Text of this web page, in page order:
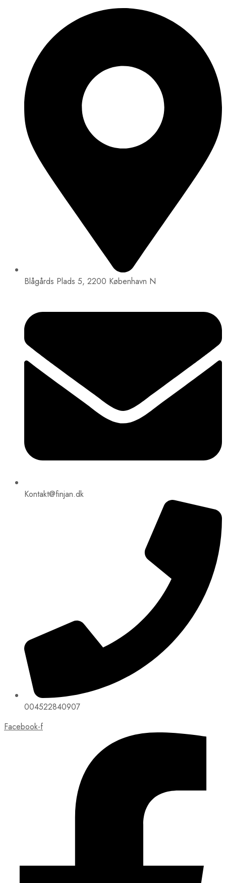
Blågårds Plads 5, 2200 København N
Kontakt@finjan.dk
004522840907
Facebook-f